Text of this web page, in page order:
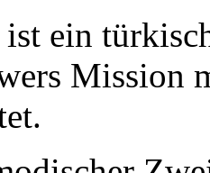
ist ein
Mission